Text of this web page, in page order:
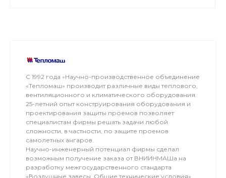
С 1992 года «Научно-производственное объединение
«Тепломаш» производит различные виды теплового,
вентиляционного и климатического оборудования.
25-летний опыт конструирования оборудования и
проектирования защиты проемов позволяет
специалистам фирмы решать задачи любой
сложности, в частности, по защите проемов
самолетных ангаров.
Научно-инженерный потенциал фирмы сделал
возможным получение заказа от ВНИИНМАШа на
разработку межгосударственного стандарта
«Воздушные завесы. Общие технические условия».